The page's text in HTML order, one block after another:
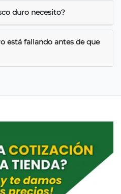
duro necesito?
está fallando antes de que